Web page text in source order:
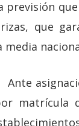
previsión
que
matrícula